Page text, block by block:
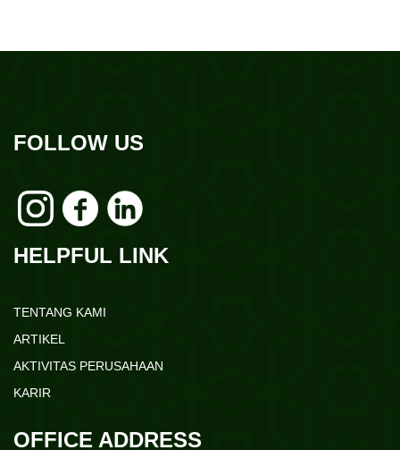
FOLLOW US
HELPFUL LINK
TENTANG KAMI
ARTIKEL
AKTIVITAS PERUSAHAAN
KARIR
OFFICE ADDRESS